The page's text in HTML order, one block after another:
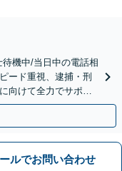
待機中/当日中の電話相
ード重視、逮捕・刑
向けて全力でサポー
ルでお問い合わせ